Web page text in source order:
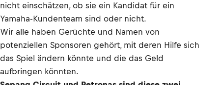
nicht einschätzen, ob sie ein Kandidat für ein
Yamaha-Kundenteam sind oder nicht.
Wir alle haben Gerüchte und Namen von
potenziellen Sponsoren gehört, mit deren Hilfe sich
das Spiel ändern könnte und die das Geld
aufbringen könnten.